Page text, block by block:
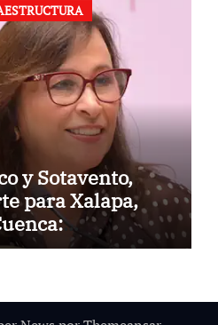
y Sotavento,
para Xalapa,